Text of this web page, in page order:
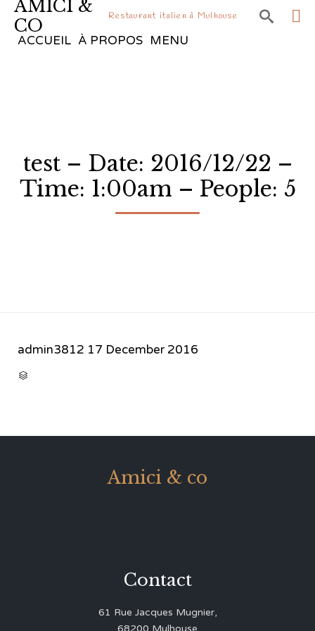
AMICI &
CO
Restaurant italien à Mulhouse 
ACCUEIL À PROPOS MENU
test – Date: 2016/12/22 –
Time: 1:00am – People: 5
admin3812 17 December 2016

Amici & co
Contact
61 Rue Jacques Mugnier,